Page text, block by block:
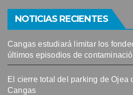
NOTICIAS RECIENTES
Cangas estudiará limitar los
últimos episodios de
El cierre total del parking de Ojea
Cangas